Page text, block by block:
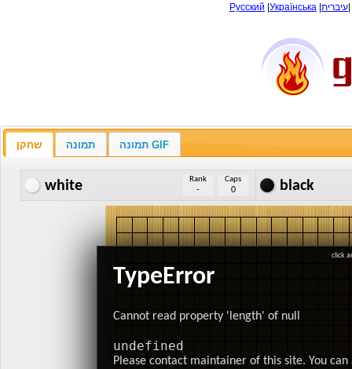
Русский Українська עיברית
שחקן תמונה תמונה GIF
white Rank
-
Caps
0 black
TypeError
Cannot read property 'length' of null
undefined
Please contact maintainer of this site. You
click